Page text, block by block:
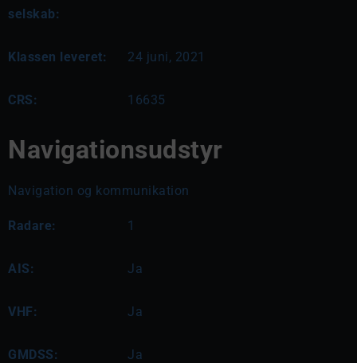
selskab:
Klassen leveret: 24 juni, 2021
CRS: 16635
Navigationsudstyr
Navigation og kommunikation
Radare: 1
AIS: Ja
VHF: Ja
GMDSS: Ja